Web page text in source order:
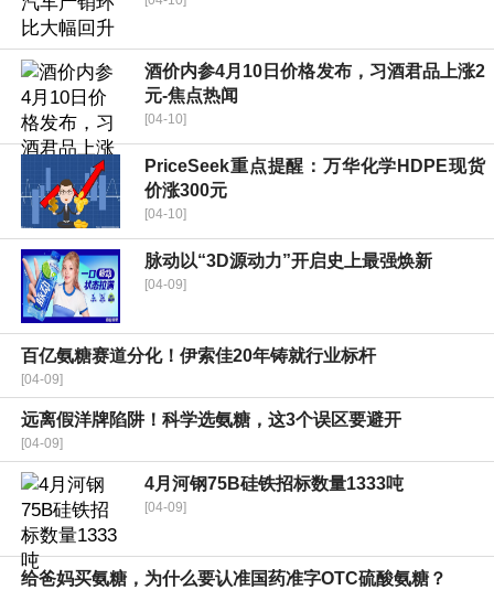
酒价内参4月10日价格发布，习酒君品上涨2
元-焦点热闻
[04-10]
PriceSeek重点提醒：万华化学HDPE现货
价涨300元
[04-10]
脉动以“3D源动力”开启史上最强焕新
[04-09]
百亿氨糖赛道分化！伊索佳20年铸就行业标杆
[04-09]
远离假洋牌陷阱！科学选氨糖，这3个误区要避开
[04-09]
4月河钢75B硅铁招标数量1333吨
[04-09]
给爸妈买氨糖，为什么要认准国药准字OTC硫酸氨糖？